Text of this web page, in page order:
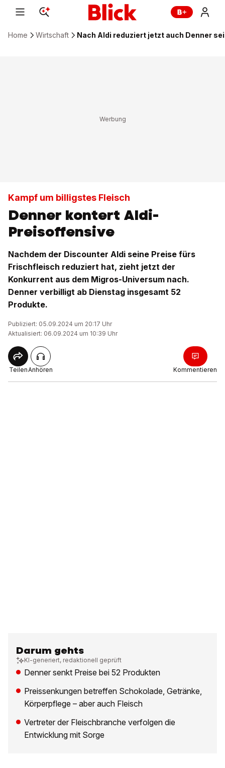
Home Wirtschaft Nach Aldi reduziert jetzt auch Denner
Kampf um billigstes Fleisch
Denner kontert Aldi-
Preisoffensive
Nachdem der Discounter Aldi seine Preise fürs
Frischfleisch reduziert hat, zieht jetzt der
Konkurrent aus dem Migros-Universum nach.
Denner verbilligt ab Dienstag insgesamt 52
Produkte.
Publiziert: 05.09.2024 um 20:17 Uhr
Aktualisiert: 06.09.2024 um 10:39 Uhr
TeilenAnhören Kommentieren
Darum gehts
KI-generiert, redaktionell geprüft
Denner senkt Preise bei 52 Produkten
Preissenkungen betreffen Schokolade, Getränke,
Körperpflege – aber auch Fleisch
Vertreter der Fleischbranche verfolgen die
Entwicklung mit Sorge